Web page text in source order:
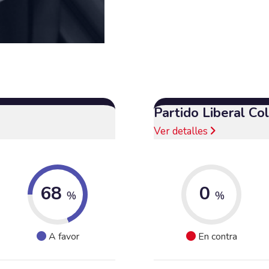
68 %
A favor
Partido Liberal
Ver detalles
0 %
En contra